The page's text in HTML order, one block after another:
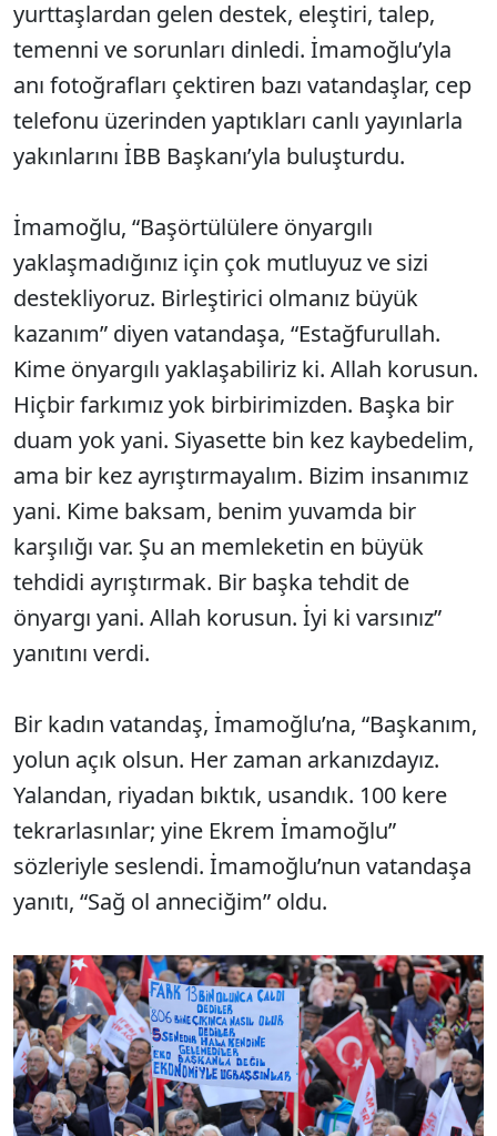
yurttaşlardan gelen destek, eleştiri, talep,
temenni ve sorunları dinledi. İmamoğlu’yla
anı fotoğrafları çektiren bazı vatandaşlar, cep
telefonu üzerinden yaptıkları canlı yayınlarla
yakınlarını İBB Başkanı’yla buluşturdu.
İmamoğlu, “Başörtülülere önyargılı
yaklaşmadığınız için çok mutluyuz ve sizi
destekliyoruz. Birleştirici olmanız büyük
kazanım” diyen vatandaşa, “Estağfurullah.
Kime önyargılı yaklaşabiliriz ki. Allah korusun.
Hiçbir farkımız yok birbirimizden. Başka bir
duam yok yani. Siyasette bin kez kaybedelim,
ama bir kez ayrıştırmayalım. Bizim insanımız
yani. Kime baksam, benim yuvamda bir
karşılığı var. Şu an memleketin en büyük
tehdidi ayrıştırmak. Bir başka tehdit de
önyargı yani. Allah korusun. İyi ki varsınız”
yanıtını verdi.
Bir kadın vatandaş, İmamoğlu’na, “Başkanım,
yolun açık olsun. Her zaman arkanızdayız.
Yalandan, riyadan bıktık, usandık. 100 kere
tekrarlasınlar; yine Ekrem İmamoğlu”
sözleriyle seslendi. İmamoğlu’nun vatandaşa
yanıtı, “Sağ ol anneciğim” oldu.